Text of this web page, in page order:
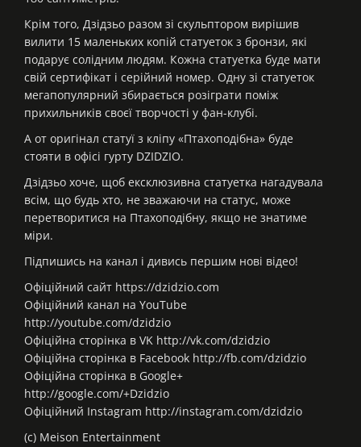
Крім того, Дзідзьо разом зі скульптором вирішив
вилити 15 маленьких копій статуеток з бронзи, які
подарує солідним людям. Кожна статуетка буде мати
свій сертифікат і серійний номер. Одну зі статуеток
мегапопулярний збирається розіграти поміж
прихильників своєї творчості у фан-клубі.
А от оригінал статуї з кліпу «Птахоподібна» буде
стояти в офісі гурту DZIDZIO.
Дзідзьо хоче, щоб ексклюзивна статуетка нагадувала
всім, що будь хто, не зважаючи на статус, може
перетворитися на Птахоподібну, якщо не знатиме
міри.
Підпишись на канал і дивись першим нові відео!
Офіційний сайт https://dzidzio.com
Офіційний канал на YouTube
http://youtube.com/dzidzio
Офіційна сторінка в VK http://vk.com/dzidzio
Офіційна сторінка в Facebook http://fb.com/dzidzio
Офіційна сторінка в Google+
http://google.com/+Dzidzio
Офіційний Instagram http://instagram.com/dzidzio
(с) Meison Entertainment